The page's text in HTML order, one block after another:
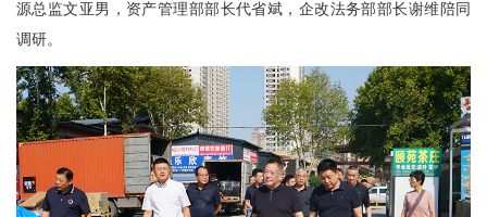
源总监文亚男，资产管理部部长代省斌，企改法务部部长谢维陪同
调研。